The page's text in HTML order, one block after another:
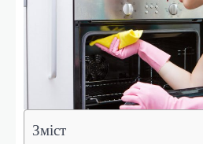
Зміст